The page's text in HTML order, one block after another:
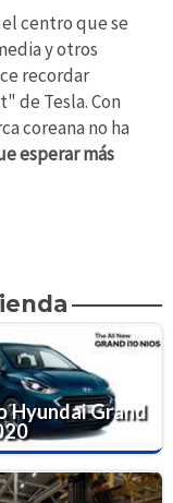
centro que se
y otros
recordar
de Tesla. Con
coreana no ha
esperar más
Hyundai Grand